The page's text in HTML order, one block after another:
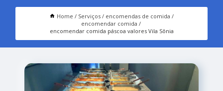
Home Serviços
encomendas de comida
encomendar comida
encomendar comida páscoa valores Vila Sônia